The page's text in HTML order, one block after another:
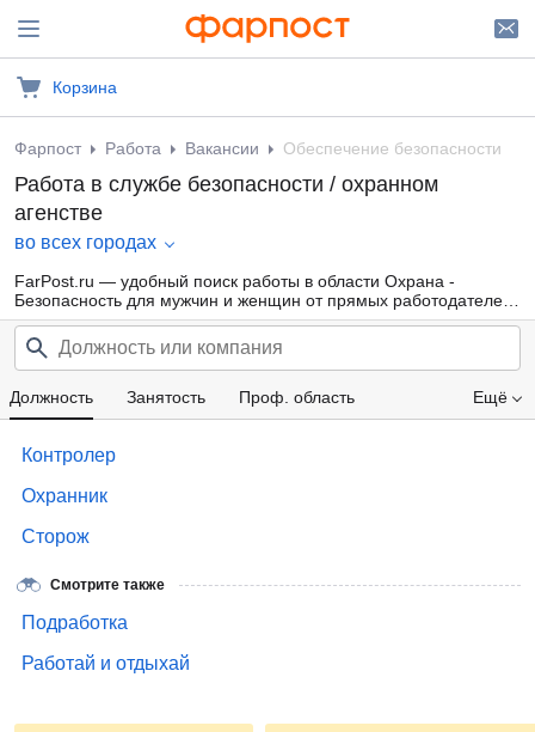
Корзина
Фарпост Работа Вакансии Обеспечение безопасности
Работа в службе безопасности / охранном
агенстве
во всех городах
FarPost.ru — удобный поиск работы в области Охрана -
Безопасность для мужчин и женщин от прямых работодателей,
а также от кадровых агентств. Свежие вакансии каждый день.
Ещё
Должность Занятость Проф. область
Контролер
Охранник
Сторож
Смотрите также
Подработка
Работай и отдыхай